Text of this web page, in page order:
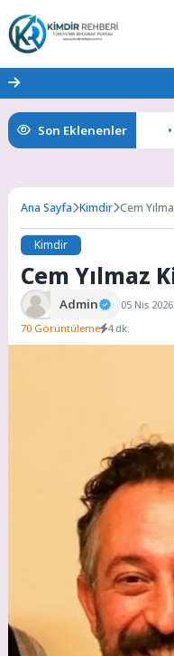
Son Eklenenler
Keşfedin
Ana Sayfa Kimdir Cem
Kimdir
Cem Yılmaz
Admin 05 Nis
70 Görüntüleme 4 dk.